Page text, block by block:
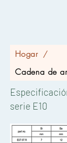
Hogar /
serie E10